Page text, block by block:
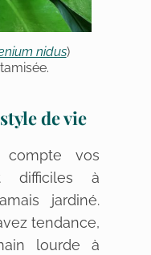
nidus)
de vie
vos
difficiles à
jardiné.
tendance,
lourde à